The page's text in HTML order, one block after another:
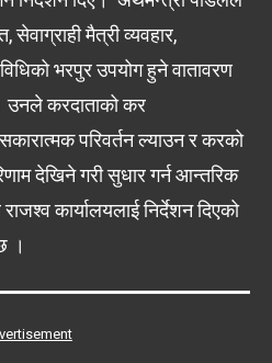
मैत्री व्यवहार,
भरपुर उपयोग हुने वातावरण
। उनले करदाताको कर
परिवर्तन ल्याउन र करको
देखिने गरी सुधार गर्न आन्तरिक
कार्यालयलाई निर्देशन दिएको
।